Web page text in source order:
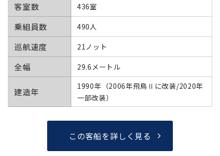
客室数 436室
乗組員数 490人
巡航速度 21ノット
全幅 29.6メートル
建造年
1990年（2006年飛鳥Ⅱに改装/2020年
一部改装）
この客船を詳しく見る